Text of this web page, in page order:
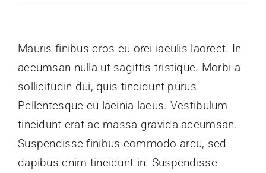
Mauris finibus eros eu orci iaculis laoreet. In
accumsan nulla ut sagittis tristique. Morbi a
sollicitudin dui, quis tincidunt purus.
Pellentesque eu lacinia lacus. Vestibulum
tincidunt erat ac massa gravida accumsan.
Suspendisse finibus commodo arcu, sed
dapibus enim tincidunt in. Suspendisse